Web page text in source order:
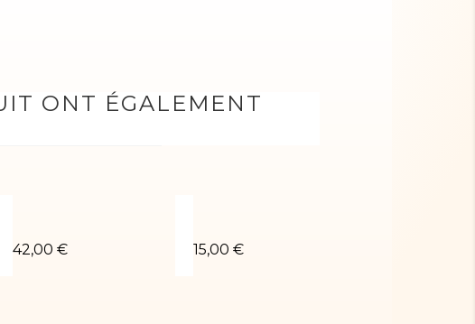
ONT ÉGALEMENT
42,00 € 15,00 €